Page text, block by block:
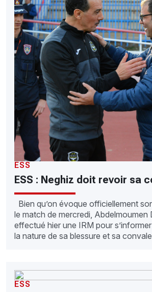
ESS
ESS : Neghiz doit revoir sa
Bien qu’on évoque officiellement
le match de mercredi, Abdelmoumen
effectué hier une IRM pour
la nature de sa blessure et sa
ESS